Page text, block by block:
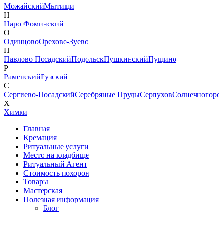
МожайскийМытищи
Н
Наро-Фоминский
О
ОдинцовоОрехово-Зуево
П
Павлово ПосадскийПодольскПушкинскийПущино
Р
РаменскийРузский
С
Сергиево-ПосадскийСеребряные ПрудыСерпухов
Х
Химки
Главная
Кремация
Ритуальные услуги
Место на кладбище
Ритуальный Агент
Стоимость похорон
Товары
Мастерская
Полезная информация
Блог